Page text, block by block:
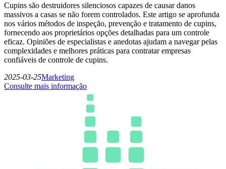
Cupins são destruidores silenciosos capazes de causar danos
massivos a casas se não forem controlados. Este artigo se aprofunda
nos vários métodos de inspeção, prevenção e tratamento de cupins,
fornecendo aos proprietários opções detalhadas para um controle
eficaz. Opiniões de especialistas e anedotas ajudam a navegar pelas
complexidades e melhores práticas para contratar empresas
confiáveis de controle de cupins.
2025-03-25Marketing
Consulte mais informação